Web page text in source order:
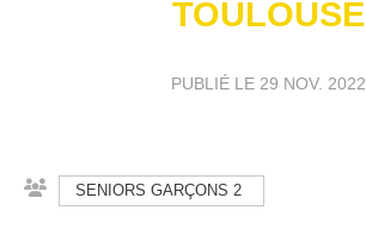
TOULOUSE
PUBLIÉ LE 29 NOV. 2022
SENIORS GARÇONS 2